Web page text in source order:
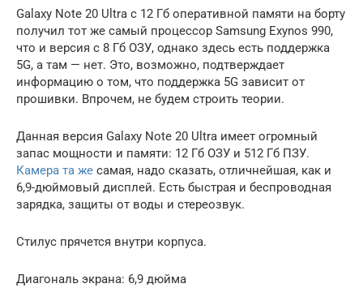
Galaxy Note 20 Ultra с 12 Гб оперативной памяти на борту
получил тот же самый процессор Samsung Exynos 990,
что и версия с 8 Гб ОЗУ, однако здесь есть поддержка
5G, а там — нет. Это, возможно, подтверждает
информацию о том, что поддержка 5G зависит от
прошивки. Впрочем, не будем строить теории.
Данная версия Galaxy Note 20 Ultra имеет огромный
запас мощности и памяти: 12 Гб ОЗУ и 512 Гб ПЗУ.
Камера та же самая, надо сказать, отличнейшая, как и
6,9-дюймовый дисплей. Есть быстрая и беспроводная
зарядка, защиты от воды и стереозвук.
Стилус прячется внутри корпуса.
Диагональ экрана: 6,9 дюйма